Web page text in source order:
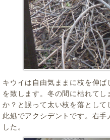
キウイは自由気ままに枝を伸
を致します。冬の間に枯れて
か？と誤って太い枝を落として
此処でアクシデントです。右
した。